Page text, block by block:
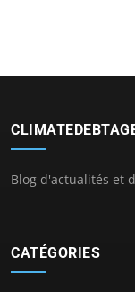
Blog d'actualités et
CATÉGORIES